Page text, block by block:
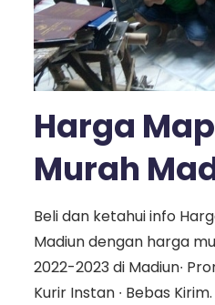
Harga
Murah
Beli dan ketahui info
Madiun dengan harga
2022-2023 di Madiun∙
Kurir Instan ∙ Bebas